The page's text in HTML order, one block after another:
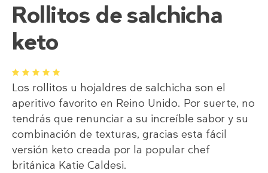
Rollitos de salchicha
keto
1 2 3 4 5
Los rollitos u hojaldres de salchicha son el
aperitivo favorito en Reino Unido. Por suerte, no
tendrás que renunciar a su increíble sabor y su
combinación de texturas, gracias esta fácil
versión keto creada por la popular chef
británica Katie Caldesi.